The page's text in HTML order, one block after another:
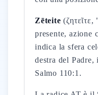
Zēteite
presente, azione
indica la sfera
destra del Padre,
Salmo 110:1.